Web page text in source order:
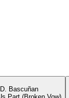
Bascuñan